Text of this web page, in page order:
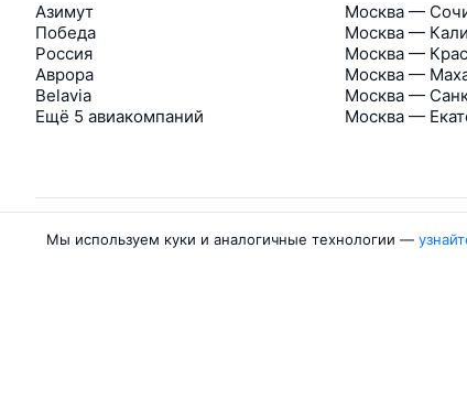
Азимут
Победа
Россия
Аврора
Belavia
Ещё 5 авиакомпаний
Москва —
Москва —
Москва —
Москва —
Москва —
Москва —
Мы используем куки и аналогичные технологии —